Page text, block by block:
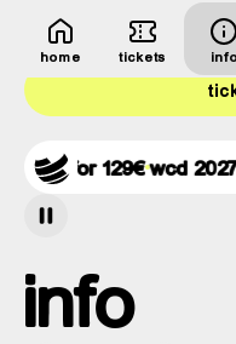
home tickets info
for 129€ wcd 2027
deutsche bank park
info